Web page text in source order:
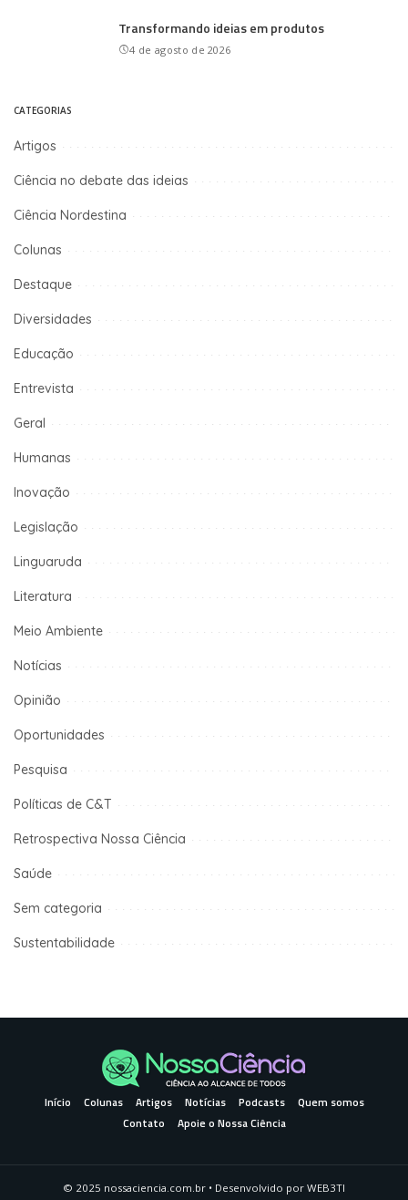
Transformando ideias em produtos
4 de agosto de 2026
CATEGORIAS
Artigos
Ciência no debate das ideias
Ciência Nordestina
Colunas
Destaque
Diversidades
Educação
Entrevista
Geral
Humanas
Inovação
Legislação
Linguaruda
Literatura
Meio Ambiente
Notícias
Opinião
Oportunidades
Pesquisa
Políticas de C&T
Retrospectiva Nossa Ciência
Saúde
Sem categoria
Sustentabilidade
Início Colunas Artigos Notícias Podcasts
Quem somos
Contato
Apoie o Nossa Ciência
© 2025 nossaciencia.com.br • Desenvolvido por WEB3TI